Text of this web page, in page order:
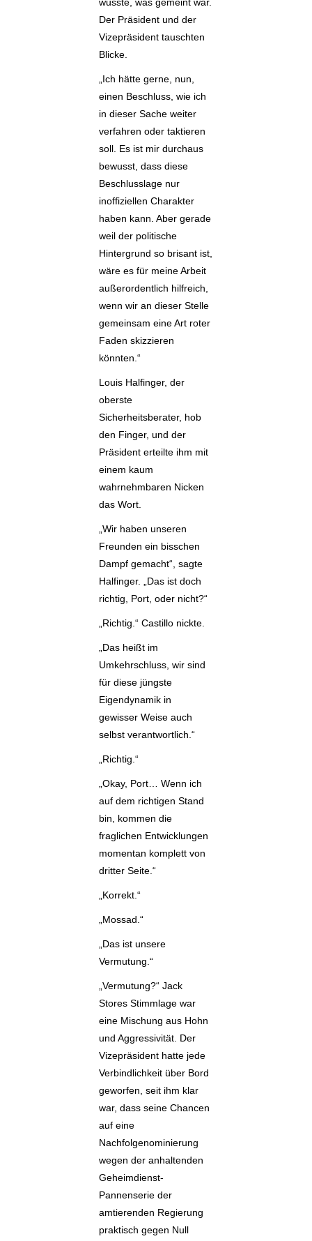
wusste, was gemeint war.
Der Präsident und der
Vizepräsident tauschten
Blicke.
„Ich hätte gerne, nun,
einen Beschluss, wie ich
in dieser Sache weiter
verfahren oder taktieren
soll. Es ist mir durchaus
bewusst, dass diese
Beschlusslage nur
inoffiziellen Charakter
haben kann. Aber gerade
weil der politische
Hintergrund so brisant ist,
wäre es für meine Arbeit
außerordentlich hilfreich,
wenn wir an dieser Stelle
gemeinsam eine Art roter
Faden skizzieren
könnten.“
Louis Halfinger, der
oberste
Sicherheitsberater, hob
den Finger, und der
Präsident erteilte ihm mit
einem kaum
wahrnehmbaren Nicken
das Wort.
„Wir haben unseren
Freunden ein bisschen
Dampf gemacht“, sagte
Halfinger. „Das ist doch
richtig, Port, oder nicht?“
„Richtig.“ Castillo nickte.
„Das heißt im
Umkehrschluss, wir sind
für diese jüngste
Eigendynamik in
gewisser Weise auch
selbst verantwortlich.“
„Richtig.“
„Okay, Port… Wenn ich
auf dem richtigen Stand
bin, kommen die
fraglichen Entwicklungen
momentan komplett von
dritter Seite.“
„Korrekt.“
„Mossad.“
„Das ist unsere
Vermutung.“
„Vermutung?“ Jack
Stores Stimmlage war
eine Mischung aus Hohn
und Aggressivität. Der
Vizepräsident hatte jede
Verbindlichkeit über Bord
geworfen, seit ihm klar
war, dass seine Chancen
auf eine
Nachfolgenominierung
wegen der anhaltenden
Geheimdienst-
Pannenserie der
amtierenden Regierung
praktisch gegen Null